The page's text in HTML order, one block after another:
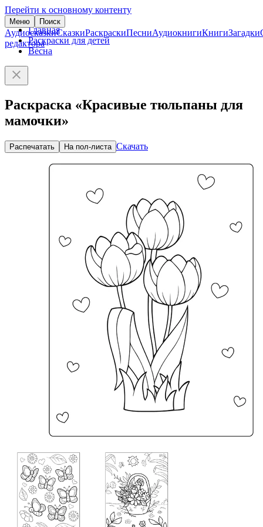
Перейти к основному контенту
Меню Поиск
АудиосказкиСказкиРаскраскиПесниАудиокнигиКнигиЗагадки
редактора
Главная
Раскраски для детей
Весна
Раскраска «Красивые тюльпаны для
мамочки»
Распечатать На пол-листа Скачать